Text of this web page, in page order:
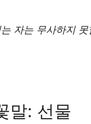
자는 무사하지 못
말: 선물